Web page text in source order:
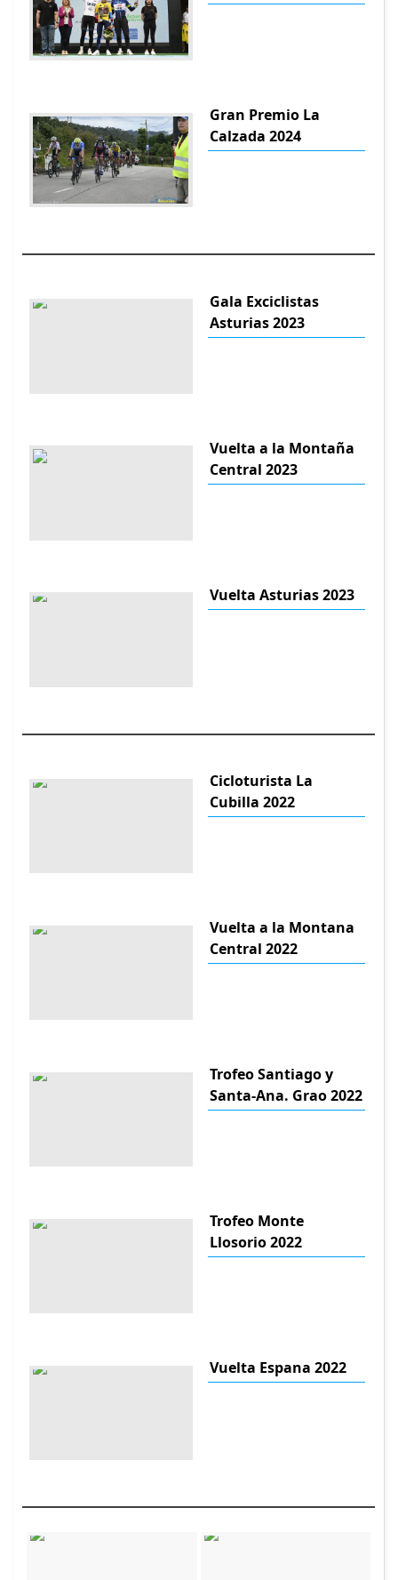
Gran Premio La
Calzada 2024
Gala Exciclistas
Asturias 2023
Vuelta a la Montaña
Central 2023
Vuelta Asturias 2023
Cicloturista La
Cubilla 2022
Vuelta a la Montana
Central 2022
Trofeo Santiago y
Santa-Ana. Grao 2022
Trofeo Monte
Llosorio 2022
Vuelta Espana 2022